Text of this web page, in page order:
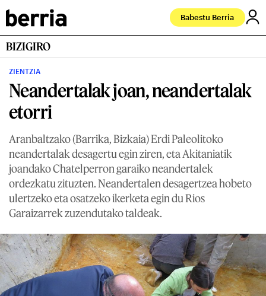
Babestu Berria
BIZIGIRO
ZIENTZIA
Neandertalak joan, neandertalak
etorri
Aranbaltzako (Barrika, Bizkaia) Erdi Paleolitoko
neandertalak desagertu egin ziren, eta Akitaniatik
joandako Chatelperron garaiko neandertalek
ordezkatu zituzten. Neandertalen desagertzea hobeto
ulertzeko eta osatzeko ikerketa egin du Rios
Garaizarrek zuzendutako taldeak.